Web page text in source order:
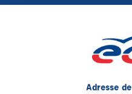
Adresse